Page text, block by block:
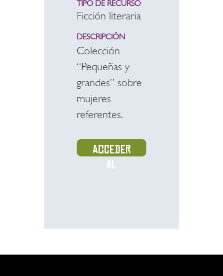
TIPO DE RECURSO
Ficción literaria
DESCRIPCIÓN
Colección
“Pequeñas y
grandes” sobre
mujeres
referentes.
Acceder
al